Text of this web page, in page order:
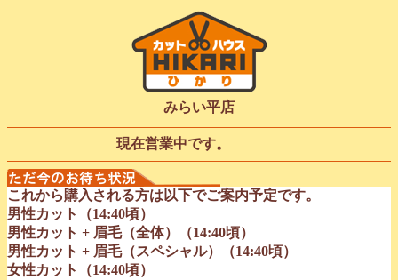
みらい平店
現在営業中です。
これから購入される方は以下でご案内予定です。
男性カット（14:40頃）
男性カット + 眉毛（全体）（14:40頃）
男性カット + 眉毛（スペシャル）（14:40頃）
女性カット（14:40頃）